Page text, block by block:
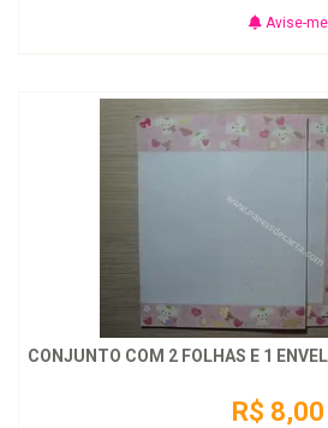
Avise-
CONJUNTO COM 2 FOLHAS E 1
R$ 8,00